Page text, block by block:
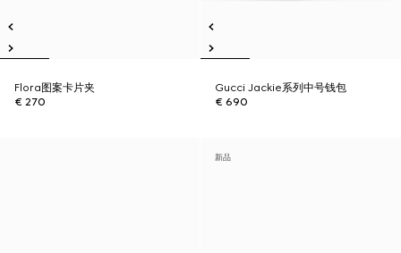
Flora图案卡片夹
€ 270
Gucci Jackie系列中号钱包
€ 690
新品